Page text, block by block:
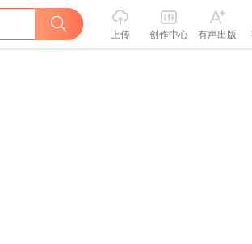
上传 创作中心 有声出版